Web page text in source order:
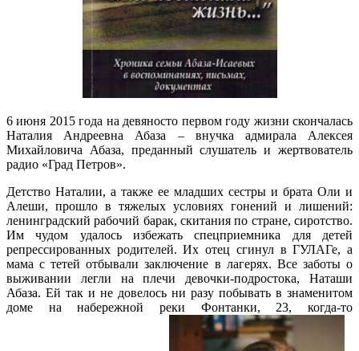
6 июня 2015 года на девяносто первом году жизни скончалась
Наталия Андреевна Абаза – внучка адмирала Алексея
Михайловича Абаза, преданный слушатель и жертвователь
радио «Град Петров».
Детство Наталии, а также ее младших сестры и брата Оли и
Алеши, прошло в тяжелых условиях гонений и лишений:
ленинградский рабочий барак, скитания по стране, сиротство.
Им чудом удалось избежать спецприемника для детей
репрессированных родителей. Их отец сгинул в ГУЛАГе, а
мама с тетей отбывали заключение в лагерях. Все заботы о
выживании легли на плечи девочки-подростока, Наташи
Абаза. Ей так и не довелось ни разу побывать в знаменитом
доме на набережной реки Фонтанки, 23, когда-то